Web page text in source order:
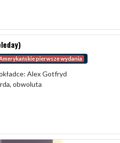
pierwsze wydania
Alex Gotfryd
obwoluta